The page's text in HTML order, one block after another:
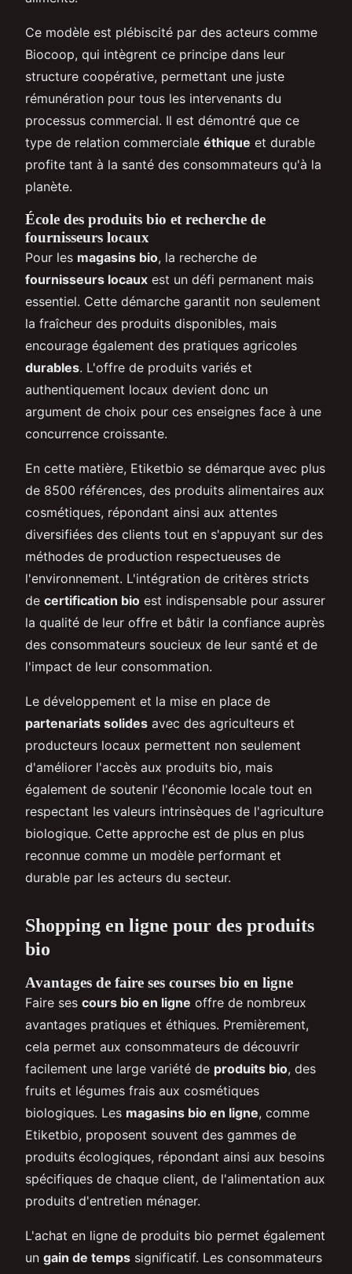
Ce modèle est plébiscité par des acteurs comme
Biocoop, qui intègrent ce principe dans leur
structure coopérative, permettant une juste
rémunération pour tous les intervenants du
processus commercial. Il est démontré que ce
type de relation commerciale éthique et durable
profite tant à la santé des consommateurs qu'à la
planète.
École des produits bio et recherche de
fournisseurs locaux
Pour les magasins bio, la recherche de
fournisseurs locaux est un défi permanent mais
essentiel. Cette démarche garantit non seulement
la fraîcheur des produits disponibles, mais
encourage également des pratiques agricoles
durables. L'offre de produits variés et
authentiquement locaux devient donc un
argument de choix pour ces enseignes face à une
concurrence croissante.
En cette matière, Etiketbio se démarque avec plus
de 8500 références, des produits alimentaires aux
cosmétiques, répondant ainsi aux attentes
diversifiées des clients tout en s'appuyant sur des
méthodes de production respectueuses de
l'environnement. L'intégration de critères stricts
de certification bio est indispensable pour assurer
la qualité de leur offre et bâtir la confiance auprès
des consommateurs soucieux de leur santé et de
l'impact de leur consommation.
Le développement et la mise en place de
partenariats solides avec des agriculteurs et
producteurs locaux permettent non seulement
d'améliorer l'accès aux produits bio, mais
également de soutenir l'économie locale tout en
respectant les valeurs intrinsèques de l'agriculture
biologique. Cette approche est de plus en plus
reconnue comme un modèle performant et
durable par les acteurs du secteur.
Shopping en ligne pour des produits
bio
Avantages de faire ses courses bio en ligne
Faire ses cours bio en ligne offre de nombreux
avantages pratiques et éthiques. Premièrement,
cela permet aux consommateurs de découvrir
facilement une large variété de produits bio, des
fruits et légumes frais aux cosmétiques
biologiques. Les magasins bio en ligne, comme
Etiketbio, proposent souvent des gammes de
produits écologiques, répondant ainsi aux besoins
spécifiques de chaque client, de l'alimentation aux
produits d'entretien ménager.
L'achat en ligne de produits bio permet également
un gain de temps significatif. Les consommateurs